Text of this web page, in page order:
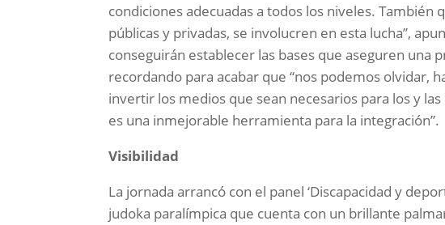
condiciones adecuadas a todos los niveles.
públicas y privadas, se involucren en esta lucha”,
conseguirán establecer las bases que aseguren una
recordando para acabar que “nos podemos olvidar,
invertir los medios que sean necesarios para los y
es una inmejorable herramienta para la integración”.
Visibilidad
La jornada arrancó con el panel ‘Discapacidad y
judoka paralímpica que cuenta con un brillante